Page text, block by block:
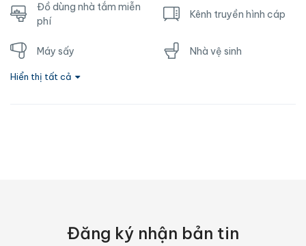
Đồ dùng nhà tắm miễn
phí
Kênh truyền hình cáp
Máy sấy Nhà vệ sinh
Nước nóng
Hiển thị tất cả
Đăng ký nhận bản tin